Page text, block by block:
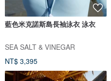
藍色米克諾斯島長袖泳衣 泳衣
SEA SALT & VINEGAR
NT$ 3,395